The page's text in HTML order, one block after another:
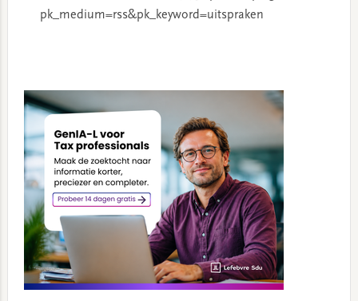
pk_medium=rss&pk_keyword=uitspraken
Sidebar